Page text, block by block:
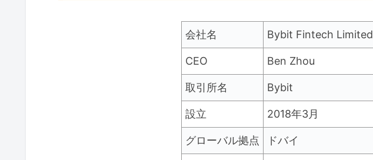
会社名 Bybit Fintech Limited
CEO Ben Zhou
取引所名 Bybit
設立 2018年3月
グローバル拠点 ドバイ